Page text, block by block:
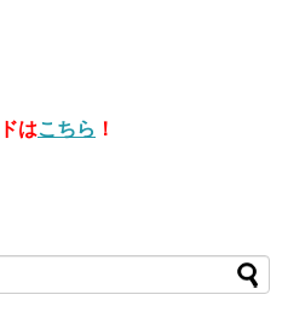
はこちら ！